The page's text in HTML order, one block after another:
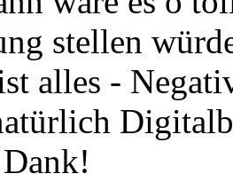
stellen
alles -